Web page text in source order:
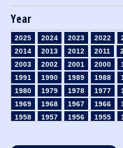
Year
2025 2024 2023 2022
2014
2013 2012 2011
2003
2002 2001 2000
1991
1990 1989 1988
1980
1979 1978 1977
1969
1968 1967 1966
1958
1957 1956 1955